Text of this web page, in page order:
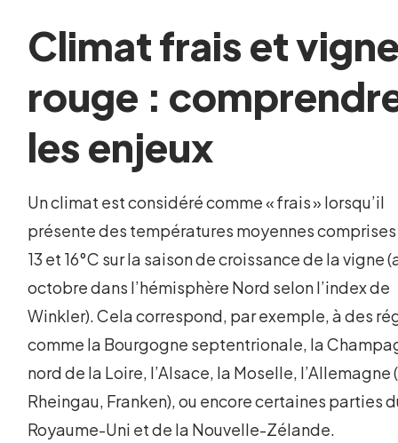
Climat frais et
rouge :
les enjeux
Un climat est considéré comme « frais » lorsqu’il
présente des températures moyennes
13 et 16°C sur la saison de croissance de la vigne
octobre dans l’hémisphère Nord selon l’index de
Winkler). Cela correspond, par exemple, à des
comme la Bourgogne septentrionale, la
nord de la Loire, l’Alsace, la Moselle, l’Allemagne
Rheingau, Franken), ou encore certaines parties
Royaume-Uni et de la Nouvelle-Zélande.